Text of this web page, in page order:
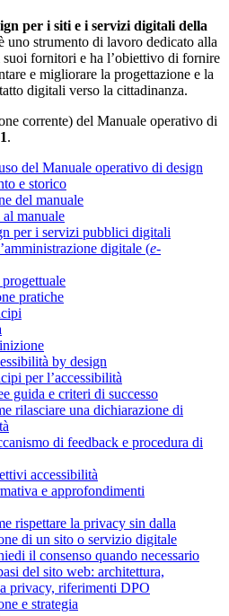
per i siti e i servizi digitali della
uno strumento di lavoro dedicato alla
fornitori e ha l’obiettivo di fornire
e migliorare la progettazione e la
digitali verso la cittadinanza.
corrente) del Manuale operativo di
.
del Manuale operativo di design
e storico
del manuale
manuale
per i servizi pubblici digitali
digitale (e-
pratiche
by design
per l’accessibilità
guida e criteri di successo
rilasciare una dichiarazione di
di feedback e procedura di
accessibilità
e approfondimenti
rispettare la privacy sin dalla
di un sito o servizio digitale
il consenso quando necessario
del sito web: architettura,
privacy, riferimenti DPO
e strategia